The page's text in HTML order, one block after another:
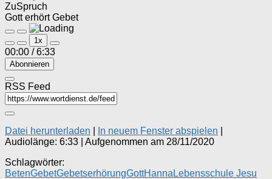
ZuSpruch
Gott erhört Gebet
Play
Episode
Pause
Episode
1x
00:00 / 6:33
Abonnieren
RSS Feed
Datei herunterladen In neuem Fenster abspielen
Audiolänge: 6:33
Aufgenommen am 28/11/2020
Schlagwörter:
BetenGebetGebetserhörungGottHanna Lebensschule Jesu